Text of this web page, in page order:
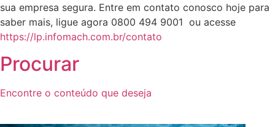
sua empresa segura. Entre em contato conosco hoje para
saber mais, ligue agora 0800 494 9001 ou acesse
https://lp.infomach.com.br/contato
Procurar
Encontre o conteúdo que deseja